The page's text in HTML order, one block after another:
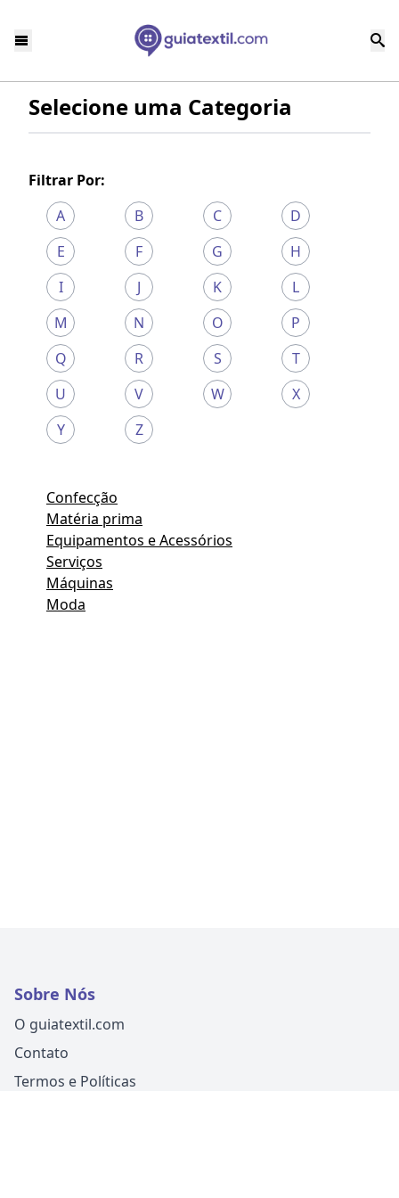
Selecione uma Categoria
Filtrar Por:
A
B C
D
E
F G
H
I
J K
L
M
N O
P
Q
R S
T
U
V W
X
Y
Z
Confecção
Matéria prima
Equipamentos e Acessórios
Serviços
Máquinas
Moda
Sobre Nós
O guiatextil.com
Contato
Termos e Políticas